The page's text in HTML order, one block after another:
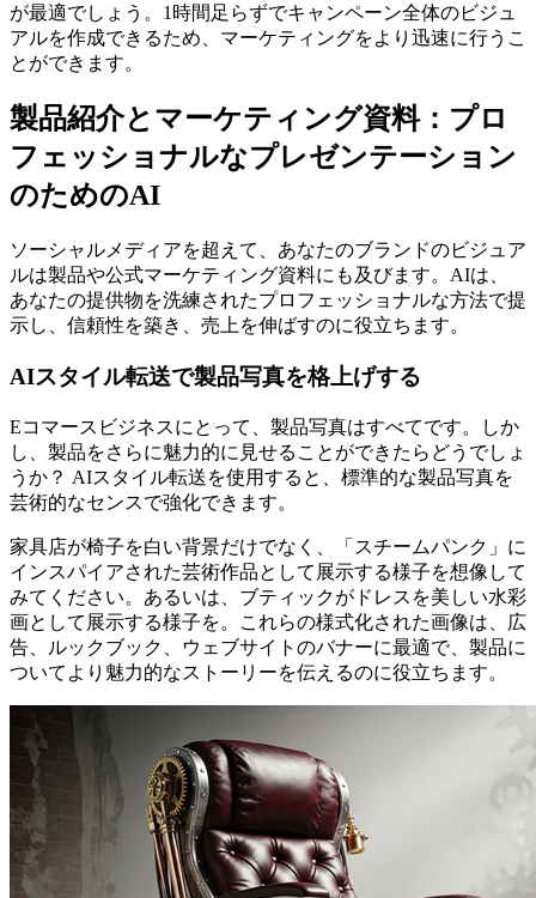
が最適でしょう。1時間足らずでキャンペーン全体のビジュ
アルを作成できるため、マーケティングをより迅速に行うこ
とができます。
製品紹介とマーケティング資料：プロ
フェッショナルなプレゼンテーション
のためのAI
ソーシャルメディアを超えて、あなたのブランドのビジュア
ルは製品や公式マーケティング資料にも及びます。AIは、
あなたの提供物を洗練されたプロフェッショナルな方法で提
示し、信頼性を築き、売上を伸ばすのに役立ちます。
AIスタイル転送で製品写真を格上げする
Eコマースビジネスにとって、製品写真はすべてです。しか
し、製品をさらに魅力的に見せることができたらどうでしょ
うか？ AIスタイル転送を使用すると、標準的な製品写真を
芸術的なセンスで強化できます。
家具店が椅子を白い背景だけでなく、「スチームパンク」に
インスパイアされた芸術作品として展示する様子を想像して
みてください。あるいは、ブティックがドレスを美しい水彩
画として展示する様子を。これらの様式化された画像は、広
告、ルックブック、ウェブサイトのバナーに最適で、製品に
ついてより魅力的なストーリーを伝えるのに役立ちます。